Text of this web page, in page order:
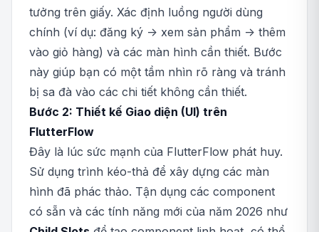
tưởng trên giấy. Xác định luồng người dùng
chính (ví dụ: đăng ký -> xem sản phẩm -> thêm
vào giỏ hàng) và các màn hình cần thiết. Bước
này giúp bạn có một tầm nhìn rõ ràng và tránh
bị sa đà vào các chi tiết không cần thiết.
Bước 2: Thiết kế Giao diện (UI) trên
FlutterFlow
Đây là lúc sức mạnh của FlutterFlow phát huy.
Sử dụng trình kéo-thả để xây dựng các màn
hình đã phác thảo. Tận dụng các component
có sẵn và các tính năng mới của năm 2026 như